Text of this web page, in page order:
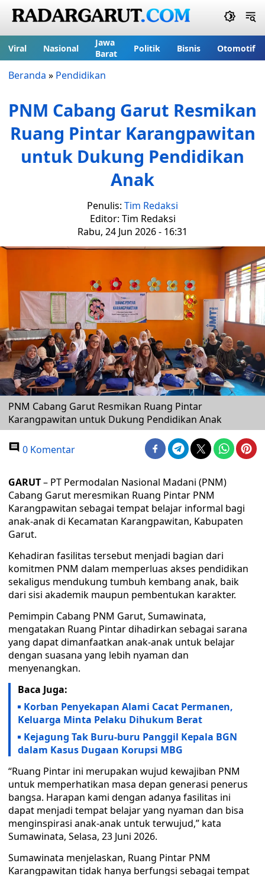
Viral Nasional
Jawa
Barat
Politik Bisnis Otomotif
Beranda » Pendidikan
PNM Cabang Garut Resmikan
Ruang Pintar Karangpawitan
untuk Dukung Pendidikan
Anak
Penulis: Tim Redaksi
Editor: Tim Redaksi
Rabu, 24 Jun 2026 - 16:31
PNM Cabang Garut Resmikan Ruang Pintar
Karangpawitan untuk Dukung Pendidikan Anak
0 Komentar
GARUT– PT Permodalan Nasional Madani (PNM)
Cabang Garut meresmikan Ruang Pintar PNM
Karangpawitan sebagai tempat belajar informal bagi
anak-anak di Kecamatan Karangpawitan, Kabupaten
Garut.
Kehadiran fasilitas tersebut menjadi bagian dari
komitmen PNM dalam memperluas akses pendidikan
sekaligus mendukung tumbuh kembang anak, baik
dari sisi akademik maupun pembentukan karakter.
Pemimpin Cabang PNM Garut, Sumawinata,
mengatakan Ruang Pintar dihadirkan sebagai sarana
yang dapat dimanfaatkan anak-anak untuk belajar
dengan suasana yang lebih nyaman dan
menyenangkan.
Baca Juga:
Korban Penyekapan Alami Cacat Permanen,
Keluarga Minta Pelaku Dihukum Berat
Kejagung Tak Buru-buru Panggil Kepala BGN
dalam Kasus Dugaan Korupsi MBG
“Ruang Pintar ini merupakan wujud kewajiban PNM
untuk memperhatikan masa depan generasi penerus
bangsa. Harapan kami dengan adanya fasilitas ini
dapat menjadi tempat belajar yang nyaman dan bisa
menginspirasi anak-anak untuk terwujud,” kata
Sumawinata, Selasa, 23 Juni 2026.
Sumawinata menjelaskan, Ruang Pintar PNM
Karangpawitan tidak hanya berfungsi sebagai tempat